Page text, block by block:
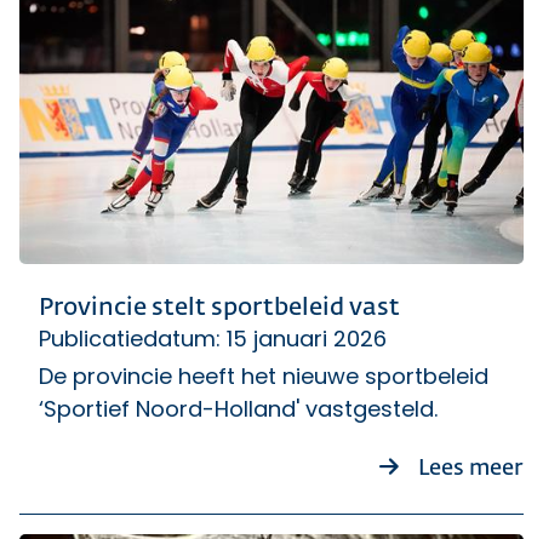
Provincie stelt sportbeleid vast
Publicatiedatum: 15 januari 2026
De provincie heeft het nieuwe sportbeleid
‘Sportief Noord-Holland' vastgesteld.
Lees meer